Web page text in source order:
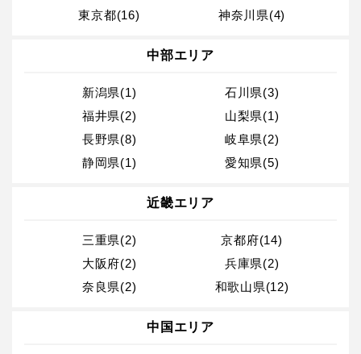
東京都(16)
神奈川県(4)
中部エリア
新潟県(1)
石川県(3)
福井県(2)
山梨県(1)
長野県(8)
岐阜県(2)
静岡県(1)
愛知県(5)
近畿エリア
三重県(2)
京都府(14)
大阪府(2)
兵庫県(2)
奈良県(2)
和歌山県(12)
中国エリア